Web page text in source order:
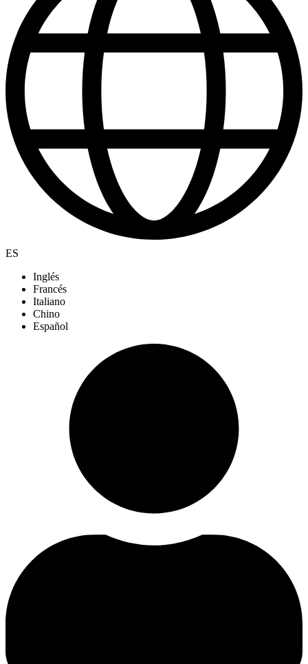
ES
Inglés
Francés
Italiano
Chino
Español